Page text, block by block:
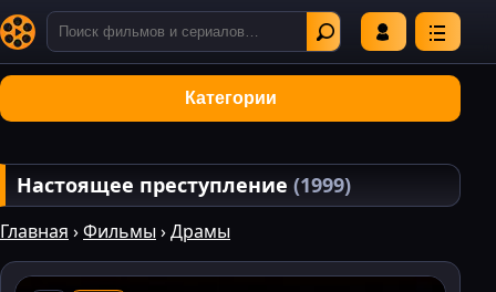
Категории
Настоящее преступление (1999)
Главная ›Фильмы ›Драмы